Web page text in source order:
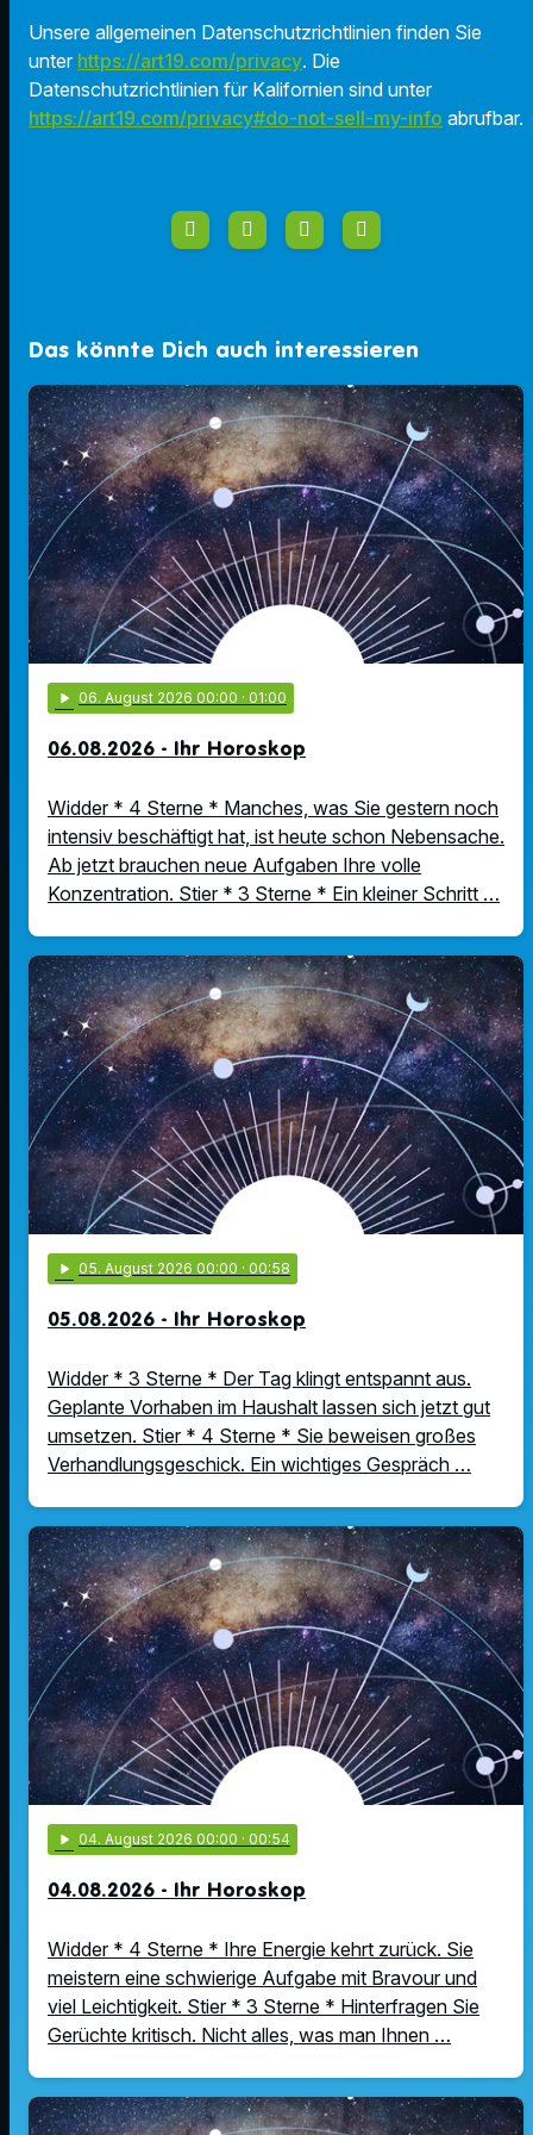
Unsere allgemeinen Datenschutzrichtlinien finden Sie
unter https://art19.com/privacy. Die
Datenschutzrichtlinien für Kalifornien sind unter
https://art19.com/privacy#do-not-sell-my-info abrufbar.
Das könnte Dich auch interessieren
play_arrow 06. August 2026 00:00 · 01:00
06.08.2026 - Ihr Horoskop
Widder * 4 Sterne * Manches, was Sie gestern noch
intensiv beschäftigt hat, ist heute schon Nebensache.
Ab jetzt brauchen neue Aufgaben Ihre volle
Konzentration. Stier * 3 Sterne * Ein kleiner Schritt …
play_arrow 05. August 2026 00:00 · 00:58
05.08.2026 - Ihr Horoskop
Widder * 3 Sterne * Der Tag klingt entspannt aus.
Geplante Vorhaben im Haushalt lassen sich jetzt gut
umsetzen. Stier * 4 Sterne * Sie beweisen großes
Verhandlungsgeschick. Ein wichtiges Gespräch …
play_arrow 04. August 2026 00:00 · 00:54
04.08.2026 - Ihr Horoskop
Widder * 4 Sterne * Ihre Energie kehrt zurück. Sie
meistern eine schwierige Aufgabe mit Bravour und
viel Leichtigkeit. Stier * 3 Sterne * Hinterfragen Sie
Gerüchte kritisch. Nicht alles, was man Ihnen …